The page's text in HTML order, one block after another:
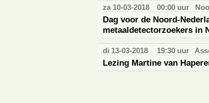
za 10-03-2018 00:00 uur
Dag voor de Noord-
metaaldetectorzoekers in
di 13-03-2018 19:30 uur
Lezing Martine van